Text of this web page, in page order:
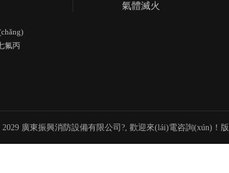
氟丙
氣體滅火
廣東振興消防設備有限公司?, 歡迎來(lái)電咨詢(xún)！